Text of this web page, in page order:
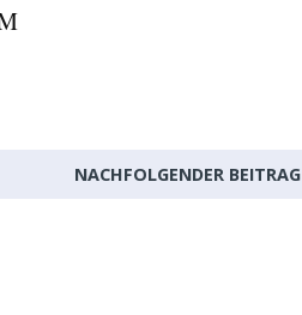
NACHFOLGENDER BEITRAG